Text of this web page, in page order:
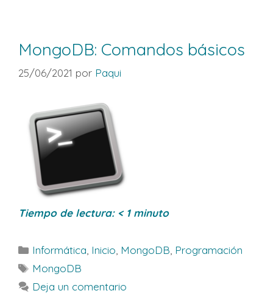
MongoDB: Comandos básicos
25/06/2021 por Paqui
Tiempo de lectura: < 1 minuto
Categorías
Informática Inicio MongoDB Programación
Etiquetas
MongoDB
Deja un comentario